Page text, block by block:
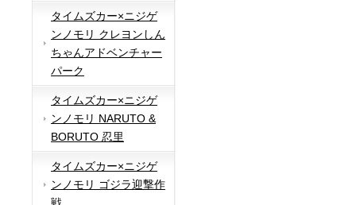
タイムズカー×ニジゲ
ンノモリ クレヨンしん
ちゃんアドベンチャー
パーク
タイムズカー×ニジゲ
ンノモリ NARUTO &
BORUTO 忍里
タイムズカー×ニジゲ
ンノモリ ゴジラ迎撃作